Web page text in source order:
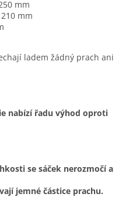
mm
mm
ladem žádný prach ani
nabízí řadu výhod oproti
se sáček nerozmočí a
jemné částice prachu.